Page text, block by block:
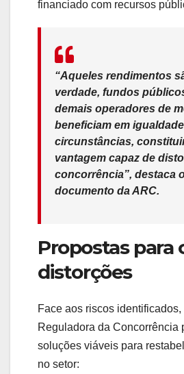
financiado com recursos
“Aqueles rendimentos
verdade, fundos
demais operadores de
beneficiam em
circunstâncias,
vantagem capaz de
concorrência”, destaca
documento da ARC.
Propostas para
distorções
Face aos riscos
Reguladora da Concorrência
soluções viáveis para
no setor: